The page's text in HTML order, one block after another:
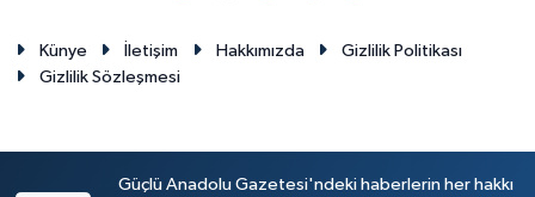
Künye İletişim Hakkımızda
Gizlilik Politikası
Gizlilik Sözleşmesi
Güçlü Anadolu Gazetesi'ndeki haberlerin her hakkı